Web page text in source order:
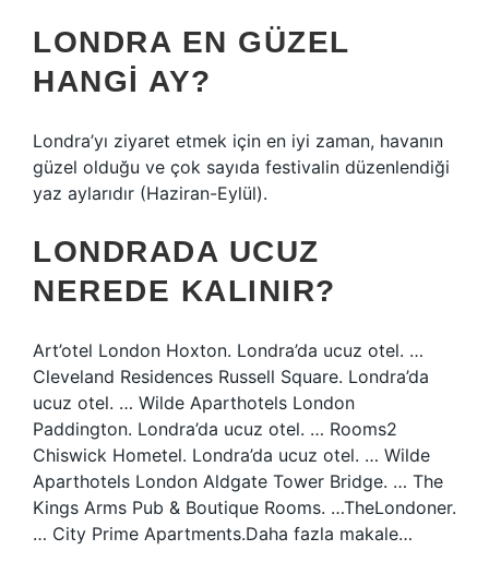
LONDRA EN GÜZEL
HANGI AY?
Londra’yı ziyaret etmek için en iyi zaman, havanın
güzel olduğu ve çok sayıda festivalin düzenlendiği
yaz aylarıdır (Haziran-Eylül).
LONDRADA UCUZ
NEREDE KALINIR?
Art’otel London Hoxton. Londra’da ucuz otel. …
Cleveland Residences Russell Square. Londra’da
ucuz otel. … Wilde Aparthotels London
Paddington. Londra’da ucuz otel. … Rooms2
Chiswick Hometel. Londra’da ucuz otel. … Wilde
Aparthotels London Aldgate Tower Bridge. … The
Kings Arms Pub & Boutique Rooms. …TheLondoner.
… City Prime Apartments.Daha fazla makale…